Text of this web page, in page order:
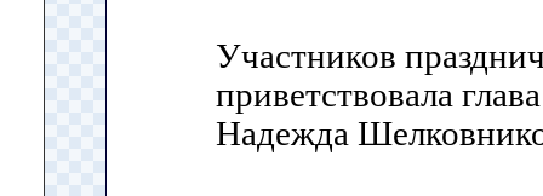
Участников
приветствовала
Надежда